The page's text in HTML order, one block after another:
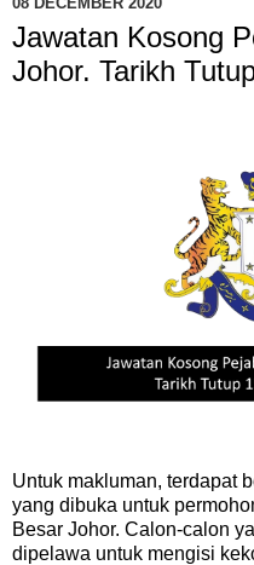
Jawatan Kosong
Johor. Tarikh
Untuk makluman, terdapat
yang dibuka untuk
Besar Johor. Calon-calon
dipelawa untuk mengisi